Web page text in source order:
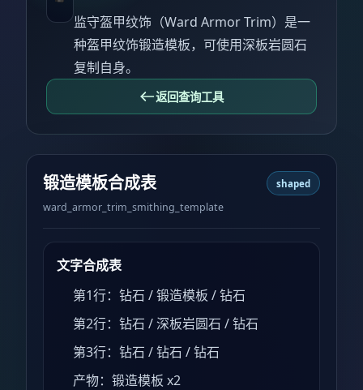
监守盔甲纹饰（Ward Armor Trim）是一
种盔甲纹饰锻造模板，可使用深板岩圆石
复制自身。
返回查询工具
锻造模板合成表
ward_armor_trim_smithing_template
shaped
文字合成表
第1行：钻石 / 锻造模板 / 钻石
第2行：钻石 / 深板岩圆石 / 钻石
第3行：钻石 / 钻石 / 钻石
产物：锻造模板 x2